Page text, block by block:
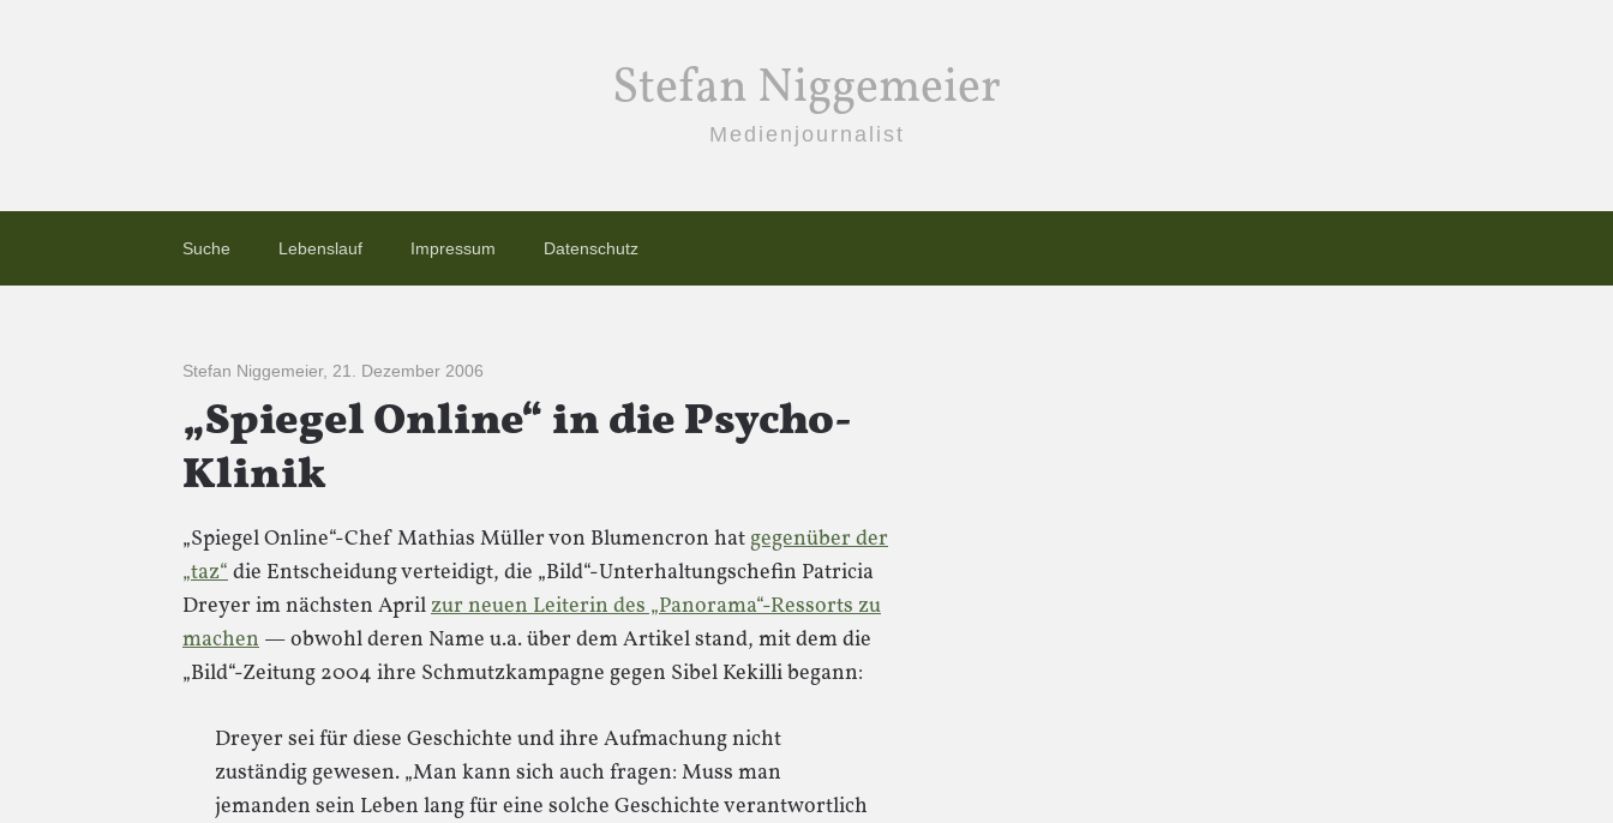
Stefan Niggemeier
Medienjournalist
Suche Lebenslauf Impressum Datenschutz
Stefan Niggemeier, 21. Dezember 2006
„Spiegel Online“ in die Psycho-
Klinik
„Spiegel Online“-Chef Mathias Müller von Blumencron hatgegenüber der
„taz“die Entscheidung verteidigt, die „Bild“-Unterhaltungschefin Patricia
Dreyer im nächsten Aprilzur neuen Leiterin des „Panorama“-Ressorts zu
machen — obwohl deren Name u.a. über dem Artikel stand, mit dem die
„Bild“-Zeitung 2004 ihre Schmutzkampagne gegen Sibel Kekilli begann:
Dreyer sei für diese Geschichte und ihre Aufmachung nicht
zuständig gewesen. „Man kann sich auch fragen: Muss man
jemanden sein Leben lang für eine solche Geschichte verantwortlich